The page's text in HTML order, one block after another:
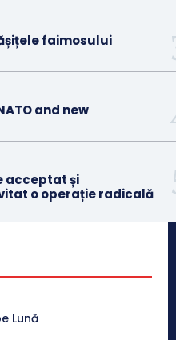
faimosului
and new
acceptat și
o operație radicală
Lună